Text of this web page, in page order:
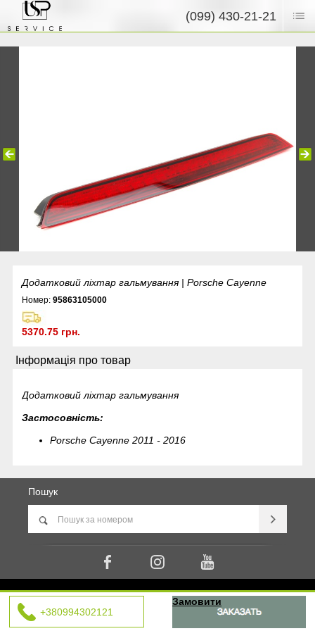
(099) 430-21-21
Додатковий ліхтар гальмування | Porsche Cayenne
Номер:95863105000
5370.75 грн.
Інформація про товар
Додатковий ліхтар гальмування
Застосовність:
Porsche Cayenne 2011 - 2016
+380994302121
Замовити
Пошук
© usp.in.ua - United Spare Parts. Запчастини Porsche, Bentley, Range Rover, Jaguar | Всі права захищенно.